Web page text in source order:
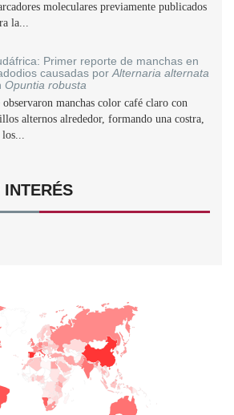
moleculares previamente publicados
la...
Primer reporte de manchas en
causadas por Alternaria alternata
Opuntia robusta
observaron manchas color café claro con
alternos alrededor, formando una costra,
los...